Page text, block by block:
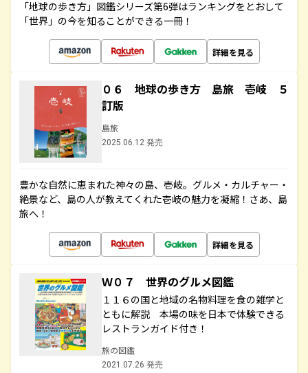
「地球の歩き方」図鑑シリーズ第6弾はランキングをとおして
「世界」の今を知ることができる一冊！
詳細を見る
０６ 地球の歩き方 島旅 壱岐 ５
訂版
島旅
2025.06.12 発売
豊かな自然に恵まれた神々の島、壱岐。グルメ・カルチャー・
絶景など、島の人が教えてくれた壱岐の魅力を凝縮！さあ、島
旅へ！
詳細を見る
Ｗ０７ 世界のグルメ図鑑
１１６の国と地域の名物料理を食の雑学と
ともに解説 本場の味を日本で体験できる
レストランガイド付き！
旅の図鑑
2021.07.26 発売